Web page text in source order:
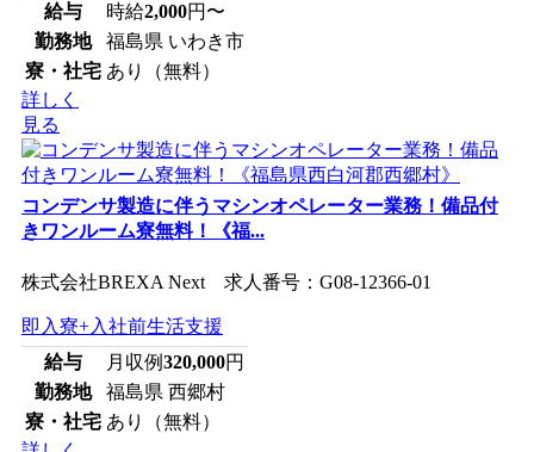
給与
時給2,000円〜
勤務地
福島県 いわき市
寮・社宅 あり（無料）
詳しく
見る
コンデンサ製造に伴うマシンオペレーター業務！備品付
きワンルーム寮無料！《福...
株式会社BREXA Next 求人番号：G08-12366-01
即入寮+入社前生活支援
給与
月収例320,000円
勤務地
福島県 西郷村
寮・社宅 あり（無料）